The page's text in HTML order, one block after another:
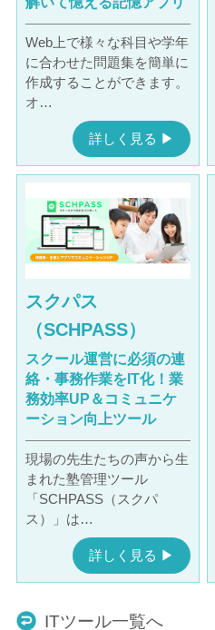
Web上で様々な科目や学年
に合わせた問題集を簡単に
作成することができます。
オ…
詳しく見る ▶︎
スクパス
（SCHPASS）
スクール運営に必須の連
絡・事務作業をIT化！業
務効率UP＆コミュニケ
ーション向上ツール
現場の先生たちの声から生
まれた塾管理ツール
「SCHPASS（スクパ
ス）」は…
詳しく見る ▶︎
ITツール一覧へ